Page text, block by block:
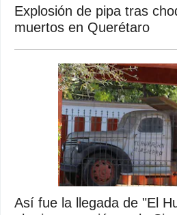
Explosión de pipa tras
muertos en Querétaro
Así fue la llegada de "El